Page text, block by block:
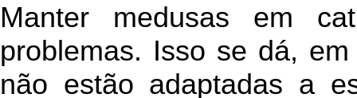
Manter medusas em
problemas. Isso se dá,
não estão adaptadas a